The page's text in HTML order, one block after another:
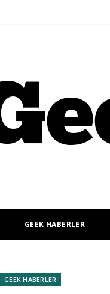
GEEK HABERLER
GEEK HABERLER